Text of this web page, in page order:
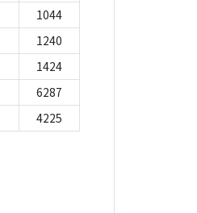
1044
1240
1424
6287
4225